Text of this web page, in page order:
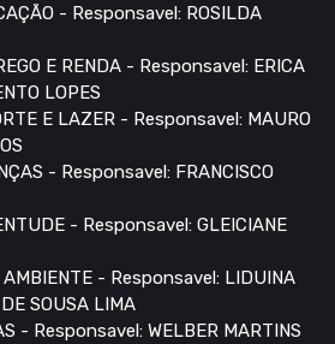
- Responsavel: ROSILDA
E RENDA - Responsavel: ERICA
LOPES
E LAZER - Responsavel: MAURO
- Responsavel: FRANCISCO
- Responsavel: GLEICIANE
AMBIENTE - Responsavel: LIDUINA
SOUSA LIMA
- Responsavel: WELBER MARTINS